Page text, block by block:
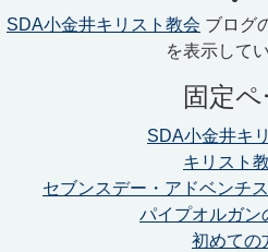
SDA小金井キリスト教会 ブログ
を表示して
固定
SDA小金井キ
キリスト
セブンスデー・アドベンチ
パイプオルガン
初めての